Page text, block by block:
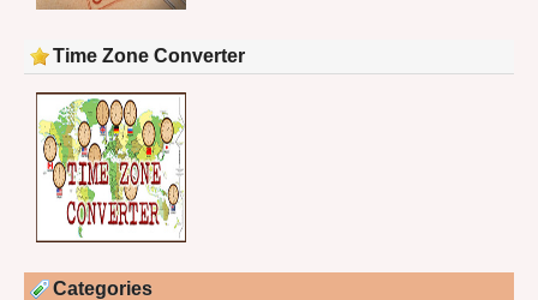
Time Zone Converter
Categories